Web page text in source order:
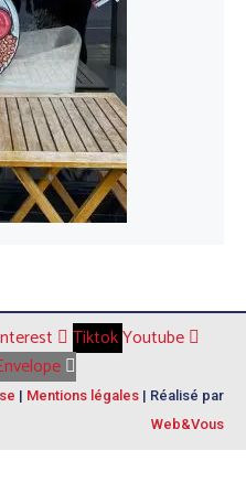
TiktokYoutube
| Mentions légales | Réalisé par
Web&Vous